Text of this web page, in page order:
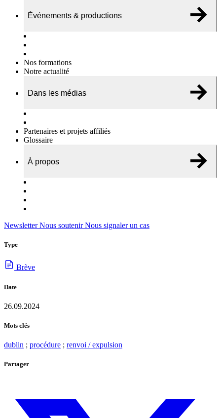
Événements & productions
Nos formations
Notre actualité
Dans les médias
Partenaires et projets affiliés
Glossaire
À propos
NewsletterNous soutenirNous signaler un cas
Type
Brève
Date
26.09.2024
Mots clés
dublin ; procédure ; renvoi / expulsion
Partager